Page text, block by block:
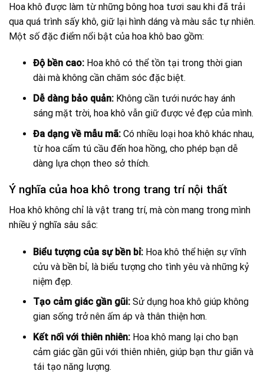
Hoa khô được làm từ những bông hoa tươi sau khi đã trải
qua quá trình sấy khô, giữ lại hình dáng và màu sắc tự nhiên.
Một số đặc điểm nổi bật của hoa khô bao gồm:
Độ bền cao:Hoa khô có thể tồn tại trong thời gian
dài mà không cần chăm sóc đặc biệt.
Dễ dàng bảo quản:Không cần tưới nước hay ánh
sáng mặt trời, hoa khô vẫn giữ được vẻ đẹp của mình.
Đa dạng về mẫu mã:Có nhiều loại hoa khô khác nhau,
từ hoa cẩm tú cầu đến hoa hồng, cho phép bạn dễ
dàng lựa chọn theo sở thích.
Ý nghĩa của hoa khô trong trang trí nội thất
Hoa khô không chỉ là vật trang trí, mà còn mang trong mình
nhiều ý nghĩa sâu sắc:
Biểu tượng của sự bền bỉ:Hoa khô thể hiện sự vĩnh
cửu và bền bỉ, là biểu tượng cho tình yêu và những kỷ
niệm đẹp.
Tạo cảm giác gần gũi:Sử dụng hoa khô giúp không
gian sống trở nên ấm áp và thân thiện hơn.
Kết nối với thiên nhiên:Hoa khô mang lại cho bạn
cảm giác gần gũi với thiên nhiên, giúp bạn thư giãn và
tái tạo năng lượng.